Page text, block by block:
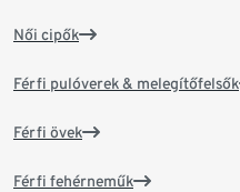
Női cipők
Férfi pulóverek & melegítőfelsők
Férfi övek
Férfi fehérneműk